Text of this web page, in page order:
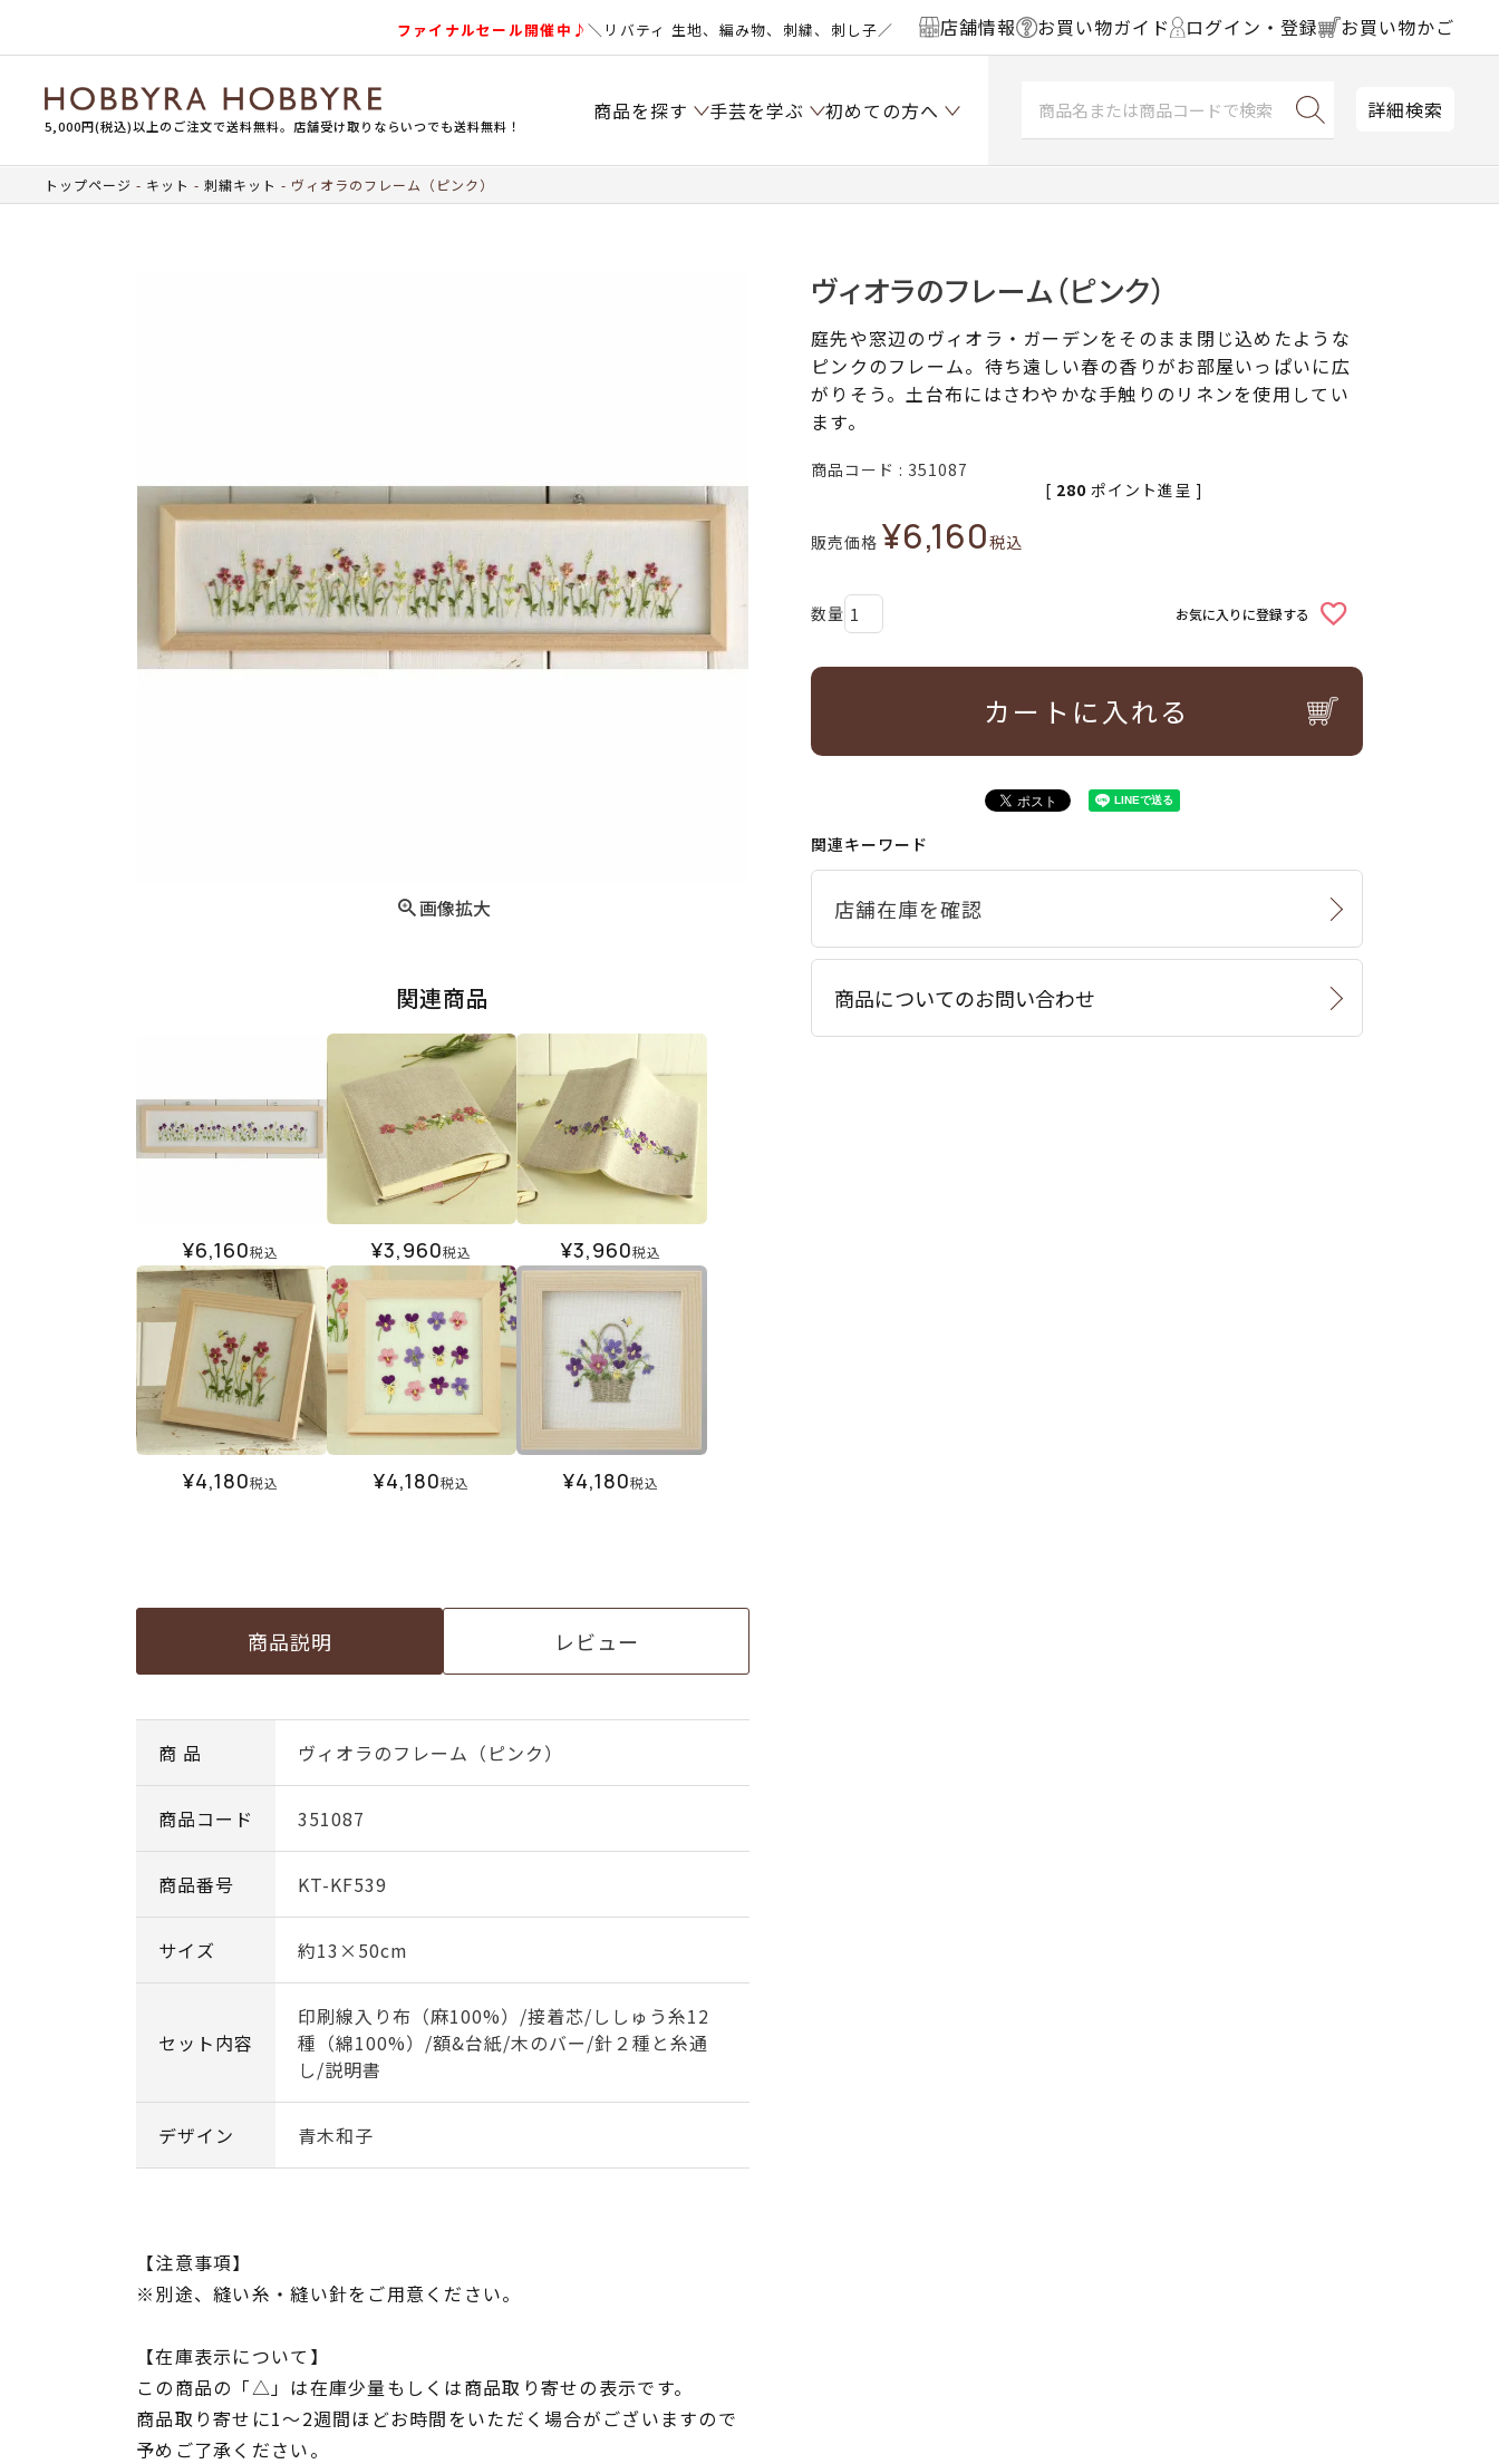
ファイナルセール開催中♪＼リバティ 生地、編み物、刺繍、刺し子／ 店舗情報 お買い物ガイド ログイン・登録 お買い物かご
5,000円(税込)以上のご注文で送料無料。店舗受け取りならいつでも送料無料！
商品を探す 手芸を学ぶ 初めての方へ 詳細検索
トップページ キット 刺繍キット ヴィオラのフレーム（ピンク）
画像拡大
関連商品
¥6,160税込 ¥3,960税込 ¥3,960税込
¥4,180税込 ¥4,180税込 ¥4,180税込
商品説明 レビュー
商 品 ヴィオラのフレーム（ピンク）
商品コード 351087
商品番号 KT-KF539
サイズ 約13×50cm
セット内容
印刷線入り布（麻100%）/接着芯/ししゅう糸12
種（綿100%）/額&台紙/木のバー/針２種と糸通
し/説明書
デザイン 青木和子
【注意事項】
※別途、縫い糸・縫い針をご用意ください。
【在庫表示について】
この商品の「△」は在庫少量もしくは商品取り寄せの表示です。
商品取り寄せに1～2週間ほどお時間をいただく場合がございますので
予めご了承ください。
ヴィオラのフレーム（ピンク）
庭先や窓辺のヴィオラ・ガーデンをそのまま閉じ込めたような
ピンクのフレーム。待ち遠しい春の香りがお部屋いっぱいに広
がりそう。土台布にはさわやかな手触りのリネンを使用してい
ます。
商品コード 351087
販売価格 ¥6,160税込
[ 280 ポイント進呈 ]
お気に入りに登録する
カートに入れる
関連キーワード
商品についてのお問い合わせ